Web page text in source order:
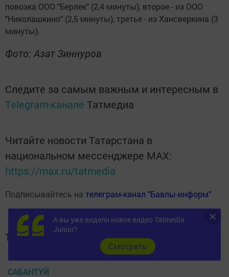
повозка ООО "Берлек" (2,4 минуты), второе - из ООО
"Николашкино" (2,5 минуты), третье - из Хансверкина (3
минуты).
Фото: Азат Зиннуров
Следите за самым важным и интересным в
Telegram-канале Татмедиа
Читайте новости Татарстана в
национальном мессенджере MАХ:
https://max.ru/tatmedia
Подписывайтесь на телеграм-канал "Бавлы-информ"
Теги:
САБАНТУЙ
А вы уже видели новое видео Tatmedia
Junior?
Cмотреть